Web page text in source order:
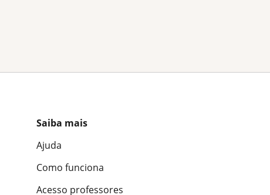
Saiba mais
Ajuda
Como funciona
Acesso professores